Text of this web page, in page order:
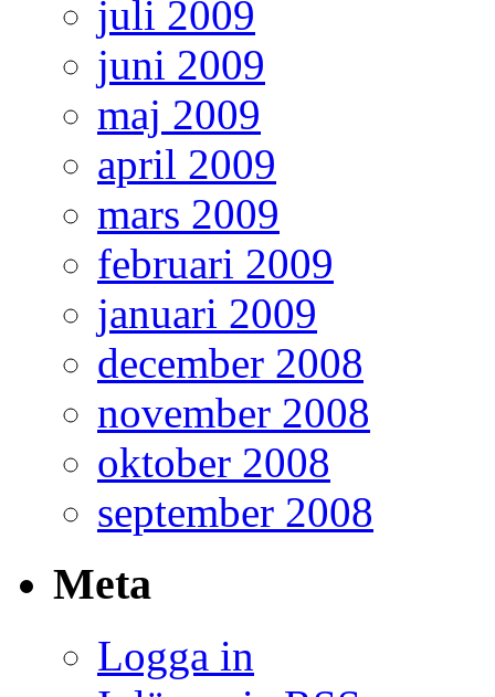
juli 2009
juni 2009
maj 2009
april 2009
mars 2009
februari 2009
januari 2009
december 2008
november 2008
oktober 2008
september 2008
Meta
Logga in